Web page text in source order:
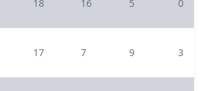
18 16 5 0
17 7 9 3